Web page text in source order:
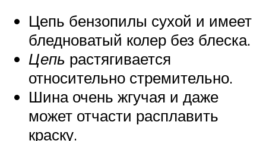
Цепь бензопилы сухой и имеет
бледноватый колер без блеска.
Цепь растягивается
относительно стремительно.
Шина очень жгучая и даже
может отчасти расплавить
краску.